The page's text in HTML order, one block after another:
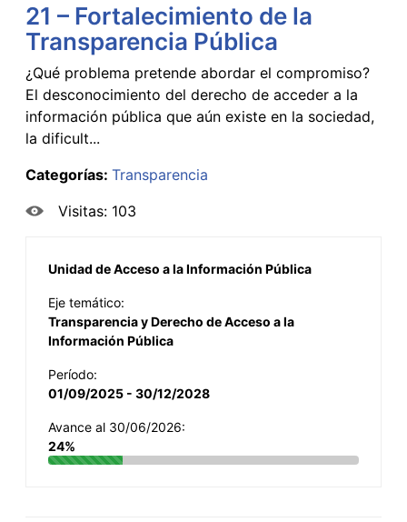
21 – Fortalecimiento de la
Transparencia Pública
¿Qué problema pretende abordar el compromiso?
El desconocimiento del derecho de acceder a la
información pública que aún existe en la sociedad,
la dificult...
Categorías: Transparencia
Visitas: 103
Unidad de Acceso a la Información Pública
Eje temático:
Transparencia y Derecho de Acceso a la
Información Pública
Período:
01/09/2025 - 30/12/2028
Avance al 30/06/2026:
24%